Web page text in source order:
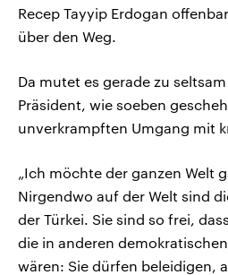
Recep Tayyip Erdogan
über den Weg.
Da mutet es gerade zu
Präsident, wie soeben
unverkrampften Umgang mit
„Ich möchte der ganzen Welt
Nirgendwo auf der Welt sind
der Türkei. Sie sind so frei,
die in anderen
wären: Sie dürfen beleidigen,